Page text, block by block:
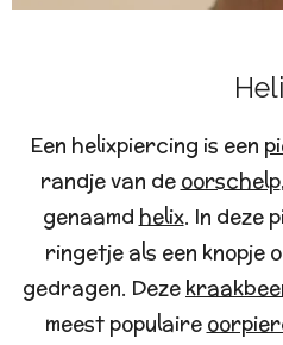
Een helixpiercing is een
randje van de oorschelp
genaamd helix. In deze
ringetje als een knopje
gedragen. Deze
meest populaire